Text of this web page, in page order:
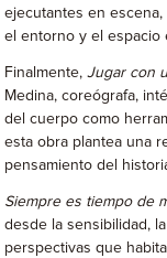
ejecutantes en
el entorno y el espacio
Finalmente,Jugar con
Medina, coreógrafa,
del cuerpo como
esta obra plantea una
pensamiento del
Siempre es tiempo de
desde la sensibilidad,
perspectivas que